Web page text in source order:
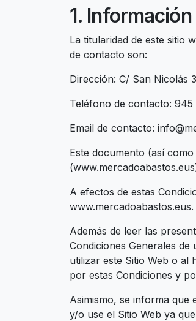
1.
La titularidad de este sitio
de contacto son:
Dirección: C/ San Nicolás
Teléfono de contacto: 945
Email de contacto:
Este documento (así
A efectos de estas
www.mercadoabastos.eus.
Además de leer las
Condiciones Generales
utilizar este Sitio Web o al
por estas Condiciones y
Asimismo, se informa que
y/o use el Sitio Web ya